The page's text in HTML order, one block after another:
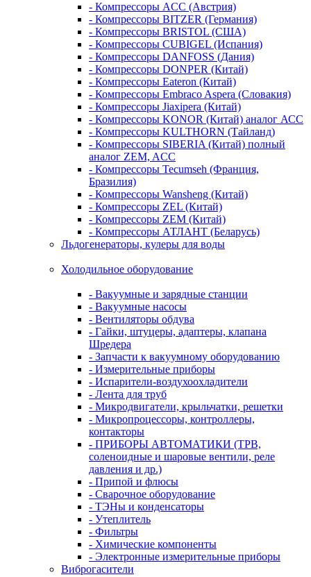
- Компрессоры ACC (Австрия)
- Компрессоры BITZER (Германия)
- Компрессоры BRISTOL (США)
- Компрессоры CUBIGEL (Испания)
- Компрессоры DANFOSS (Дания)
- Компрессоры DONPER (Китай)
- Компрессоры Eateron (Китай)
- Компрессоры Embraco Aspera (Словакия)
- Компрессоры Jiaxipera (Китай)
- Компрессоры KONOR (Китай) аналог АСС
- Компрессоры KULTHORN (Тайланд)
- Компрессоры SIBERIA (Китай) полный
аналог ZEM, ACC
- Компрессоры Tecumseh (Франция,
Бразилия)
- Компрессоры Wansheng (Китай)
- Компрессоры ZEL (Китай)
- Компрессоры ZEM (Китай)
- Компрессоры АТЛАНТ (Беларусь)
Льдогенераторы, кулеры для воды
Холодильное оборудование
- Вакуумные и зарядные станции
- Вакуумные насосы
- Вентиляторы обдува
- Гайки, штуцеры, адаптеры, клапана
Шредера
- Запчасти к вакуумному оборудованию
- Измерительные приборы
- Испарители-воздухоохладители
- Лента для труб
- Микродвигатели, крыльчатки, решетки
- Микропроцессоры, контроллеры,
контакторы
- ПРИБОРЫ АВТОМАТИКИ (ТРВ,
соленоидные и шаровые вентили, реле
давления и др.)
- Припой и флюсы
- Сварочное оборудование
- ТЭНы и конденсаторы
- Утеплитель
- Фильтры
- Химические компоненты
- Электронные измерительные приборы
Виброгасители